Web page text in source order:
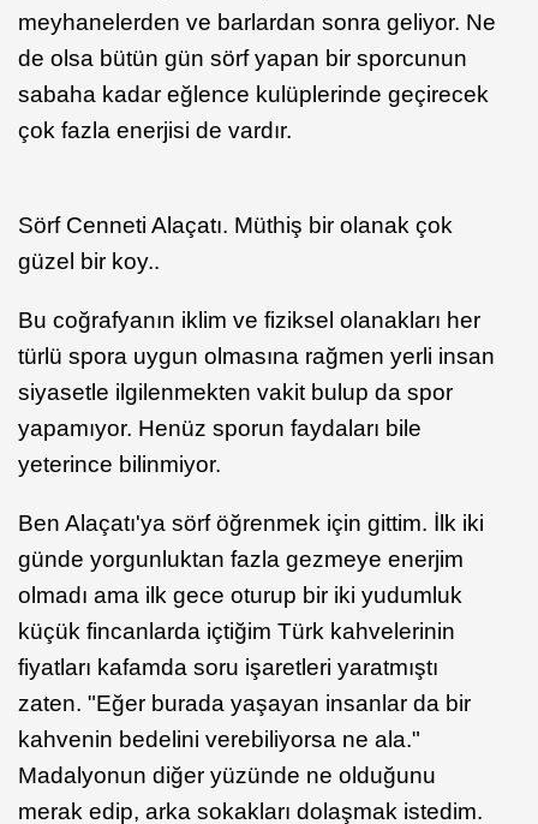
meyhanelerden ve barlardan sonra geliyor. Ne
de olsa bütün gün sörf yapan bir sporcunun
sabaha kadar eğlence kulüplerinde geçirecek
çok fazla enerjisi de vardır.
Sörf Cenneti Alaçatı. Müthiş bir olanak çok
güzel bir koy..
Bu coğrafyanın iklim ve fiziksel olanakları her
türlü spora uygun olmasına rağmen yerli insan
siyasetle ilgilenmekten vakit bulup da spor
yapamıyor. Henüz sporun faydaları bile
yeterince bilinmiyor.
Ben Alaçatı'ya sörf öğrenmek için gittim. İlk iki
günde yorgunluktan fazla gezmeye enerjim
olmadı ama ilk gece oturup bir iki yudumluk
küçük fincanlarda içtiğim Türk kahvelerinin
fiyatları kafamda soru işaretleri yaratmıştı
zaten. "Eğer burada yaşayan insanlar da bir
kahvenin bedelini verebiliyorsa ne ala."
Madalyonun diğer yüzünde ne olduğunu
merak edip, arka sokakları dolaşmak istedim.